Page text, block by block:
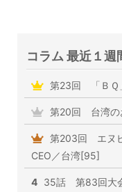
コラム 最近１
第23回 「ＢＱ
第20回 台湾の
第203回 エヌ
CEO／台湾[95]
4 35話 第83回大